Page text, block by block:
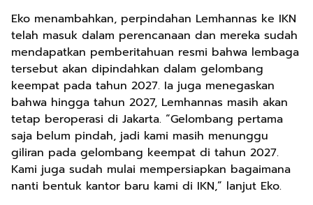
Eko menambahkan, perpindahan Lemhannas ke IKN
telah masuk dalam perencanaan dan mereka sudah
mendapatkan pemberitahuan resmi bahwa lembaga
tersebut akan dipindahkan dalam gelombang
keempat pada tahun 2027. Ia juga menegaskan
bahwa hingga tahun 2027, Lemhannas masih akan
tetap beroperasi di Jakarta. “Gelombang pertama
saja belum pindah, jadi kami masih menunggu
giliran pada gelombang keempat di tahun 2027.
Kami juga sudah mulai mempersiapkan bagaimana
nanti bentuk kantor baru kami di IKN,” lanjut Eko.